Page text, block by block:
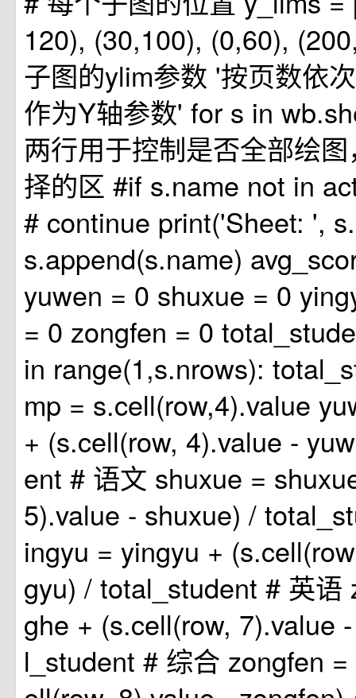
120), (30,100), (0,60),
子图的ylim参数 '按页数依
作为Y轴参数' for s in
两行用于控制是否全部绘
择的区 #if s.name not in
# continue print('Sheet: ',
s.append(s.name)
yuwen = 0 shuxue = 0
= 0 zongfen = 0
in range(1,s.nrows):
mp = s.cell(row,4).value
+ (s.cell(row, 4).value -
ent # 语文 shuxue =
5).value - shuxue) /
ingyu = yingyu +
gyu) / total_student # 英语
ghe + (s.cell(row, 7).value
l_student # 综合 zongfen